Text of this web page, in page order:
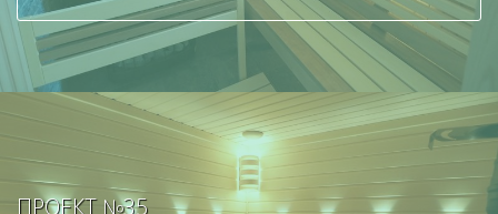
ПРОЕКТ №35